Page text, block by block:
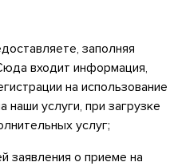
заполняя
входит информация,
на использование
наши услуги, при загрузке
услуг;
заявления о приеме на